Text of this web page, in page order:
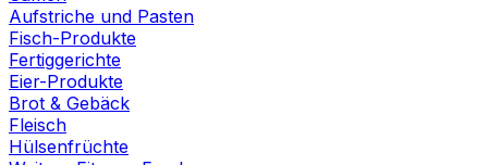
Aufstriche und Pasten
Fisch-Produkte
Fertiggerichte
Eier-Produkte
Brot & Gebäck
Fleisch
Hülsenfrüchte